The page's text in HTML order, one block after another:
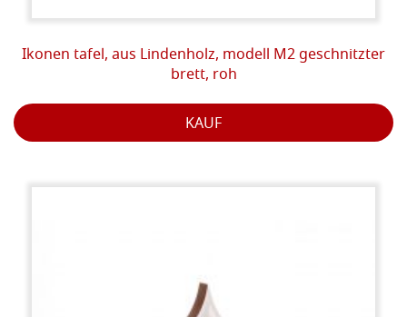
Ikonen tafel, aus Lindenholz, modell M2 geschnitzter
brett, roh
KAUF